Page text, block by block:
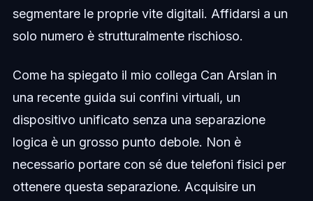
segmentare le proprie vite digitali. Affidarsi a un
solo numero è strutturalmente rischioso.
Come ha spiegato il mio collega Can Arslan in
una recente guida sui confini virtuali, un
dispositivo unificato senza una separazione
logica è un grosso punto debole. Non è
necessario portare con sé due telefoni fisici per
ottenere questa separazione. Acquisire un